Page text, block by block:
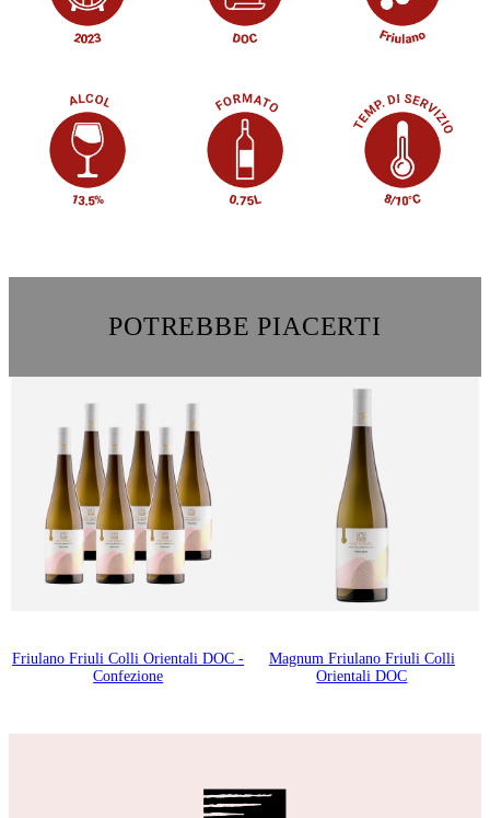
POTREBBE PIACERTI
Friulano Friuli Colli Orientali DOC -
Confezione
Magnum Friulano Friuli Colli
Orientali DOC